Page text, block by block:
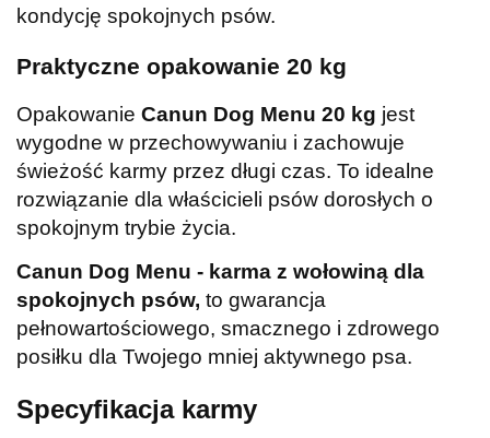
kondycję spokojnych psów.
Praktyczne opakowanie 20 kg
Opakowanie Canun Dog Menu 20 kg jest
wygodne w przechowywaniu i zachowuje
świeżość karmy przez długi czas. To idealne
rozwiązanie dla właścicieli psów dorosłych o
spokojnym trybie życia.
Canun Dog Menu - karma z wołowiną dla
spokojnych psów, to gwarancja
pełnowartościowego, smacznego i zdrowego
posiłku dla Twojego mniej aktywnego psa.
Specyfikacja karmy